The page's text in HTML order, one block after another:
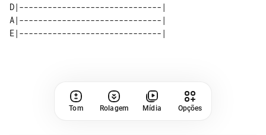
D|------------------------------|
A|------------------------------|
Tom Rolagem Mídia Opções